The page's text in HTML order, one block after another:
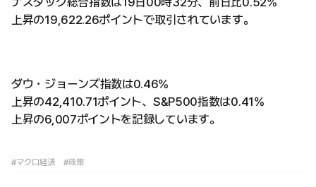
上昇の19,622.26ポイントで取引されています。
ダウ・ジョーンズ指数は0.46%
上昇の42,410.71ポイント、S&P500指数は0.41%
上昇の6,007ポイントを記録しています。
#マクロ経済 #政策